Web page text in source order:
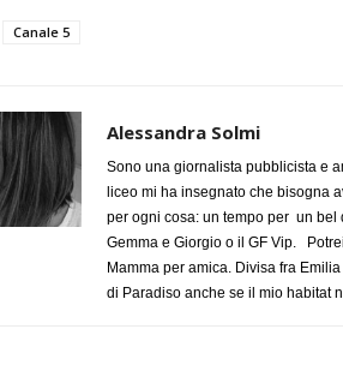
Canale 5
Alessandra Solmi
Sono una giornalista pubblicista e
liceo mi ha insegnato che bisogna
per ogni cosa: un tempo per un bel
Gemma e Giorgio o il GF Vip.
Mamma per amica. Divisa fra
di Paradiso anche se il mio habitat